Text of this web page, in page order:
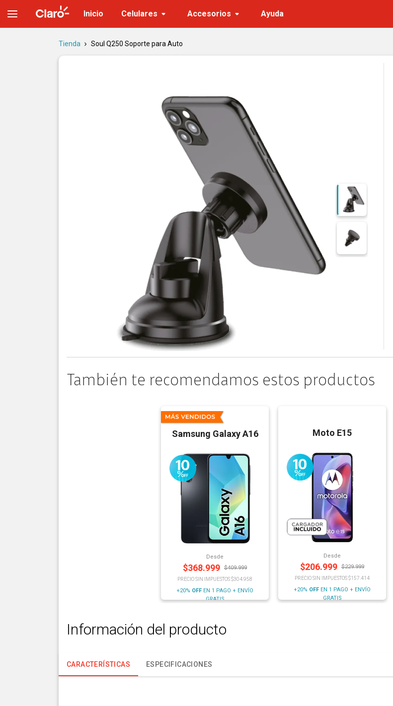
Inicio Celulares Accesorios Ayuda
Tienda Soul Q250 Soporte para Auto
También te recomendamos estos productos
Samsung Galaxy A16
Desde
$368.999 $409.999
PRECIO SIN IMPUESTOS $304.958
+20% OFF EN 1 PAGO + ENVÍO
GRATIS
Moto E15
Desde
$206.999 $229.999
PRECIO SIN IMPUESTOS $157.414
+20% OFF EN 1 PAGO + ENVÍO
GRATIS
Información del producto
CARACTERÍSTICAS ESPECIFICACIONES
Soul Q250 soporte para auto